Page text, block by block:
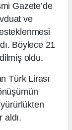
Gazete’de
ve
Böylece 21
oldu.
Türk Lirası
aldı.